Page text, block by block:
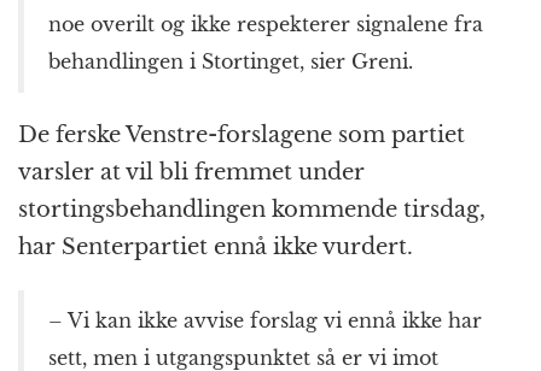
noe overilt og ikke respekterer signalene fra
behandlingen i Stortinget, sier Greni.
De ferske Venstre-forslagene som partiet
varsler at vil bli fremmet under
stortingsbehandlingen kommende tirsdag,
har Senterpartiet ennå ikke vurdert.
– Vi kan ikke avvise forslag vi ennå ikke har
sett, men i utgangspunktet så er vi imot